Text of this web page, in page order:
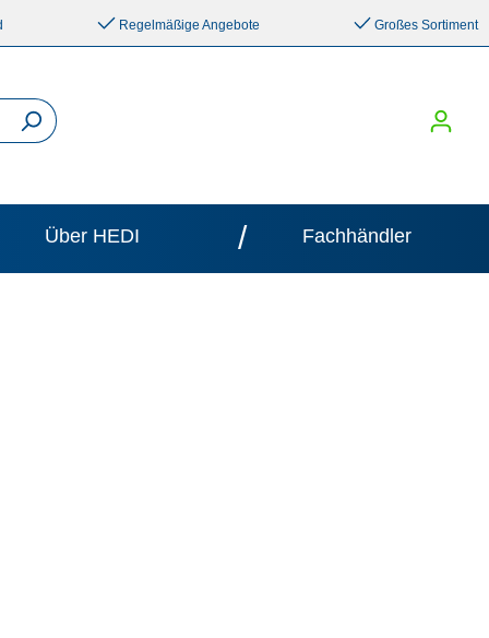
Regelmäßige Angebote Großes Sortiment
Über HEDI / Fachhändler